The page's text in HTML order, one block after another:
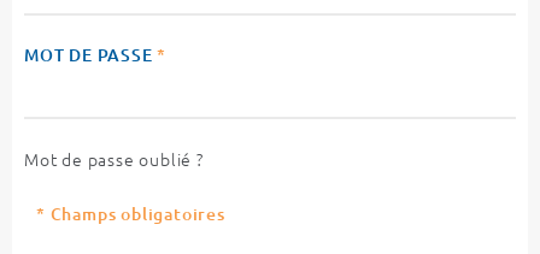
MOT DE PASSE *
Mot de passe oublié ?
* Champs obligatoires